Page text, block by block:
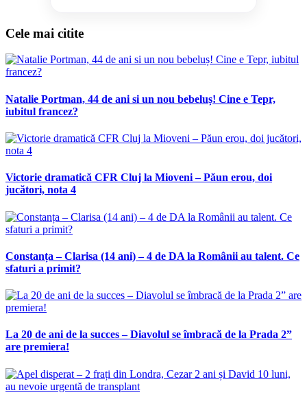
Cele mai citite
Natalie Portman, 44 de ani si un nou bebeluș! Cine e Tepr,
iubitul francez?
Victorie dramatică CFR Cluj la Mioveni – Păun erou, doi
jucători, nota 4
Constanța – Clarisa (14 ani) – 4 de DA la Românii au talent. Ce
sfaturi a primit?
La 20 de ani de la succes – Diavolul se îmbracă de la Prada 2”
are premiera!